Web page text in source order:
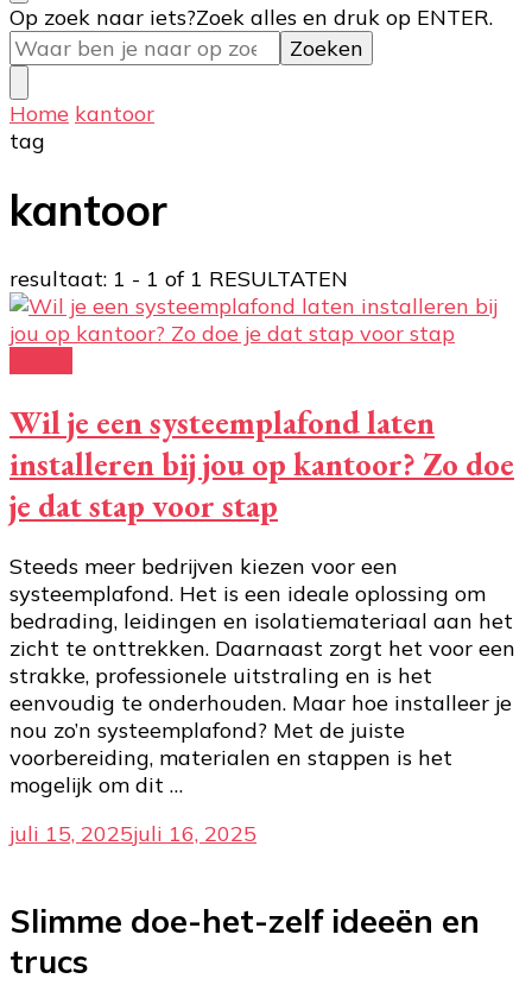
Op zoek naar iets?Zoek alles en druk op ENTER.
Home kantoor
tag
kantoor
resultaat: 1 - 1 of 1 RESULTATEN
Wil je een systeemplafond laten
installeren bij jou op kantoor? Zo doe
je dat stap voor stap
Steeds meer bedrijven kiezen voor een
systeemplafond. Het is een ideale oplossing om
bedrading, leidingen en isolatiemateriaal aan het
zicht te onttrekken. Daarnaast zorgt het voor een
strakke, professionele uitstraling en is het
eenvoudig te onderhouden. Maar hoe installeer je
nou zo’n systeemplafond? Met de juiste
voorbereiding, materialen en stappen is het
mogelijk om dit …
juli 15, 2025juli 16, 2025
Slimme doe-het-zelf ideeën en
trucs